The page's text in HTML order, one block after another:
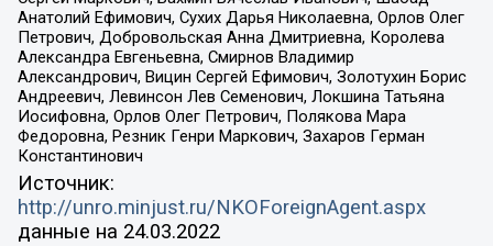
Анатолий Ефимович, Сухих Дарья Николаевна, Орлов Олег
Петрович, Добровольская Анна Дмитриевна, Королева
Александра Евгеньевна, Смирнов Владимир
Александрович, Вицин Сергей Ефимович, Золотухин Борис
Андреевич, Левинсон Лев Семенович, Локшина Татьяна
Иосифовна, Орлов Олег Петрович, Полякова Мара
Федоровна, Резник Генри Маркович, Захаров Герман
Константинович
Источник:
http://unro.minjust.ru/NKOForeignAgent.aspx
данные на 24.03.2022